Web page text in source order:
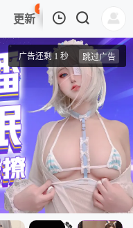
更新
41
热榜 APP
1